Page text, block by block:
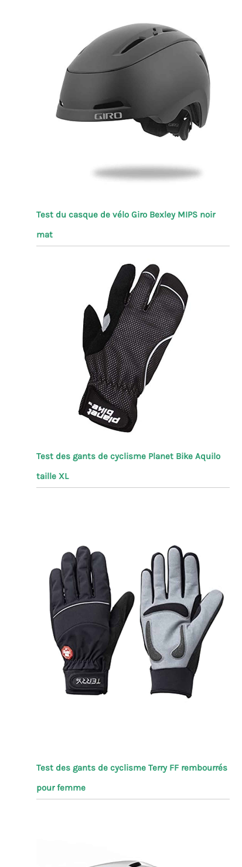
Test du casque de vélo Giro Bexley MIPS noir
mat
Test des gants de cyclisme Planet Bike Aquilo
taille XL
Test des gants de cyclisme Terry FF rembourrés
pour femme